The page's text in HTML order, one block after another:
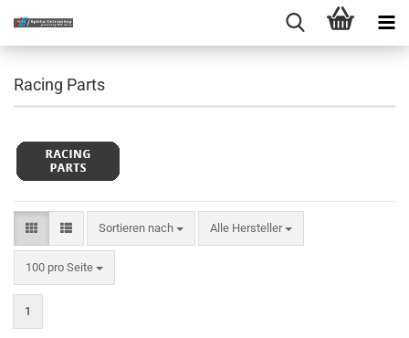
Racing Parts
Sortieren nach
Sortieren nach Alle Hersteller
100 pro Seite
pro Seite
1